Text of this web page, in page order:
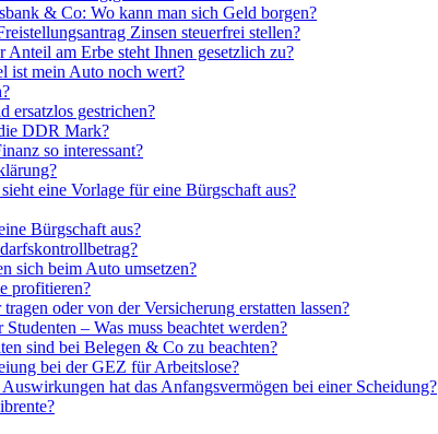
& Co: Wo kann man sich Geld borgen?
Zinsen steuerfrei stellen?
am Erbe steht Ihnen gesetzlich zu?
ist mein Auto noch wert?
ersatzlos gestrichen?
DDR Mark?
so interessant?
eine Vorlage für eine Bürgschaft aus?
Bürgschaft aus?
sich beim Auto umsetzen?
profitieren?
oder von der Versicherung erstatten lassen?
– Was muss beachtet werden?
sind bei Belegen & Co zu beachten?
bei der GEZ für Arbeitslose?
hat das Anfangsvermögen bei einer Scheidung?